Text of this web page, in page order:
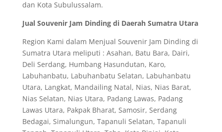
dan Kota Subulussalam.
Jual Souvenir Jam Dinding di Daerah Sumatra Utara
Region Kami dalam Menjual Souvenir Jam Dinding di
Sumatra Utara meliputi : Asahan, Batu Bara, Dairi,
Deli Serdang, Humbang Hasundutan, Karo,
Labuhanbatu, Labuhanbatu Selatan, Labuhanbatu
Utara, Langkat, Mandailing Natal, Nias, Nias Barat,
Nias Selatan, Nias Utara, Padang Lawas, Padang
Lawas Utara, Pakpak Bharat, Samosir, Serdang
Bedagai, Simalungun, Tapanuli Selatan, Tapanuli